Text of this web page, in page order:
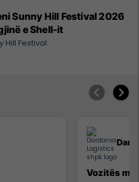
Sunny Hill Festival 2026
e Shell-it
Hill Festival
Vozitës me